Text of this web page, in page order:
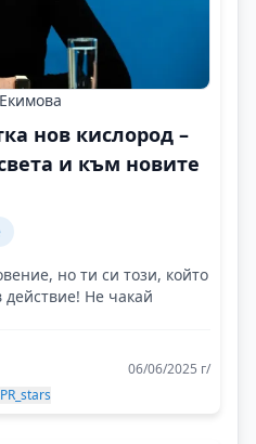
нов кислород –
и към новите
но ти си този, който
Не чакай
06/06/2025 г/